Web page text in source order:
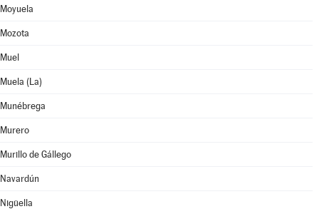
Moyuela
Mozota
Muel
Muela (La)
Munébrega
Murero
Murillo de Gállego
Navardún
Nigüella